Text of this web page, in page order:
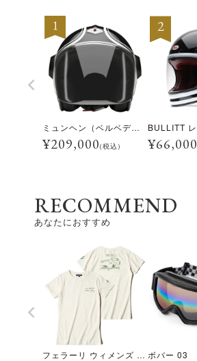
ミュンヘン（ベルベデーレ）
¥209,000(税込) ¥66,000
RECOMMEND
あなたにおすすめ
フェラーリ ウィメンズ 375MM プリント ホース Tシャツ ボバー 03